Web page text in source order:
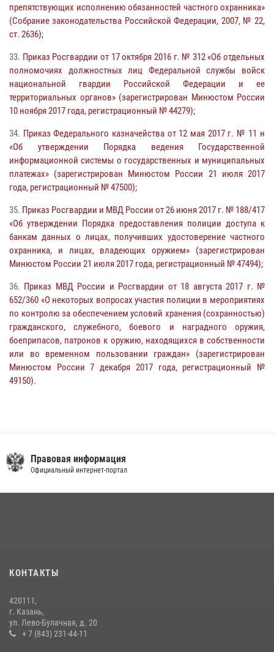
препятствующих исполнению обязанностей частного охранника»
(Собрание законодательства Российской Федерации, 2007, № 22,
ст. 2636);
33. Приказ Росгвардии от 17 октября 2016 г. № 312 «Об отдельных
полномочиях должностных лиц Федеральной службы войск
национальной гвардии Российской Федерации и ее
территориальных органов» (зарегистрирован Минюстом России
10 ноября 2017 года, регистрационный № 44279);
34. Приказ Федерального казначейства от 12 мая 2017 г. № 11 н
«Об утверждении Порядка ведения Государственной
информационной системы о государственных и муниципальных
платежах» (зарегистрирован Минюстом России 21 июля 2017
года, регистрационный № 47500);
35. Приказ Росгвардии и МВД России от 26 июня 2017 г. № 188/417
«Об утверждении Порядка предоставления полиции доступа к
банкам данных о лицах, получивших удостоверение частного
охранника, и лицах, владеющих оружием» (зарегистрирован
Минюстом России 21 июля 2017 года, регистрационный № 47494);
36. Приказ МВД России и Росгвардии от 18 августа 2017 г. №
652/360 «О некоторых вопросах участия полиции в мероприятиях
по контролю за обеспечением условий хранения (сохранностью)
гражданского, служебного, боевого и наградного оружия,
боеприпасов, патронов к оружию, находящихся в собственности
или во временном пользовании граждан» (зарегистрирован
Минюстом России 7 декабря 2017 года, регистрационный №
49150).
Правовая информация
Официальный интернет-портал
КОНТАКТЫ
420111,
г. Казань,
ул. Лево-Булачная, д. 20
+ 7 (843) 231-44-11